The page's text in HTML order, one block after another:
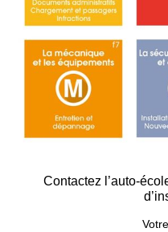
Contactez l’auto-